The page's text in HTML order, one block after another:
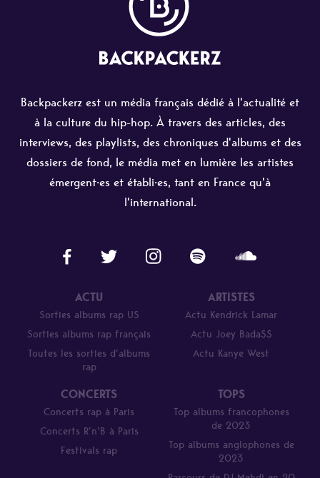
Backpackerz est un média français dédié à l'actualité et
à la culture du hip-hop. À travers des articles, des
interviews, des playlists, des chroniques d'albums et des
dossiers de fond, le média met en lumière les artistes
émergent·es et établi·es, tant en France qu'à
l'international.
ACTU
Sorties albums rap US
Sorties albums rap français
Toutes les sorties d’albums
rap
ARTISTES
Actu Kendrick Lamar
Actu Joey Bada$$
Actu Kanye West
CONCERTS
Concerts rap à Paris
Concerts R’n’B à Paris
Festivals rap
TOPS
Top albums francophones
de 2023
Top albums anglophones de
2023